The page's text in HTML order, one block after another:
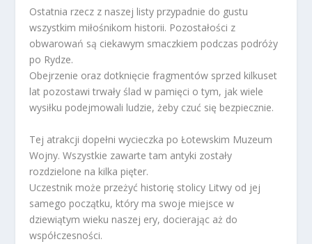
Ostatnia rzecz z naszej listy przypadnie do gustu
wszystkim miłośnikom historii. Pozostałości z
obwarowań są ciekawym smaczkiem podczas podróży
po Rydze.
Obejrzenie oraz dotknięcie fragmentów sprzed kilkuset
lat pozostawi trwały ślad w pamięci o tym, jak wiele
wysiłku podejmowali ludzie, żeby czuć się bezpiecznie.
Tej atrakcji dopełni wycieczka po Łotewskim Muzeum
Wojny. Wszystkie zawarte tam antyki zostały
rozdzielone na kilka pięter.
Uczestnik może przeżyć historię stolicy Litwy od jej
samego początku, który ma swoje miejsce w
dziewiątym wieku naszej ery, docierając aż do
współczesności.